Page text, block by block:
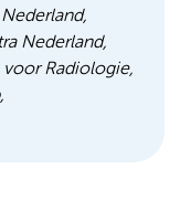
Nederland,
voor Radiologie,